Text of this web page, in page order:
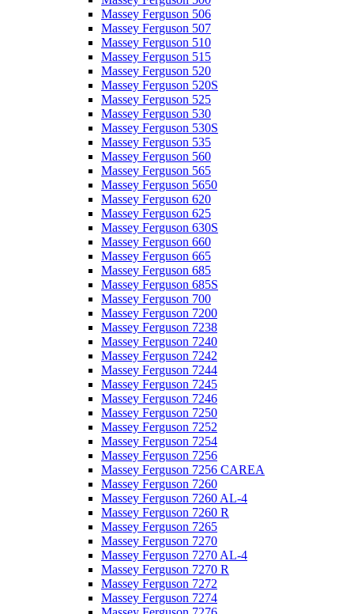
Massey Ferguson 506
Massey Ferguson 507
Massey Ferguson 510
Massey Ferguson 515
Massey Ferguson 520
Massey Ferguson 520S
Massey Ferguson 525
Massey Ferguson 530
Massey Ferguson 530S
Massey Ferguson 535
Massey Ferguson 560
Massey Ferguson 565
Massey Ferguson 5650
Massey Ferguson 620
Massey Ferguson 625
Massey Ferguson 630S
Massey Ferguson 660
Massey Ferguson 665
Massey Ferguson 685
Massey Ferguson 685S
Massey Ferguson 700
Massey Ferguson 7200
Massey Ferguson 7238
Massey Ferguson 7240
Massey Ferguson 7242
Massey Ferguson 7244
Massey Ferguson 7245
Massey Ferguson 7246
Massey Ferguson 7250
Massey Ferguson 7252
Massey Ferguson 7254
Massey Ferguson 7256
Massey Ferguson 7256 CAREA
Massey Ferguson 7260
Massey Ferguson 7260 AL-4
Massey Ferguson 7260 R
Massey Ferguson 7265
Massey Ferguson 7270
Massey Ferguson 7270 AL-4
Massey Ferguson 7270 R
Massey Ferguson 7272
Massey Ferguson 7274